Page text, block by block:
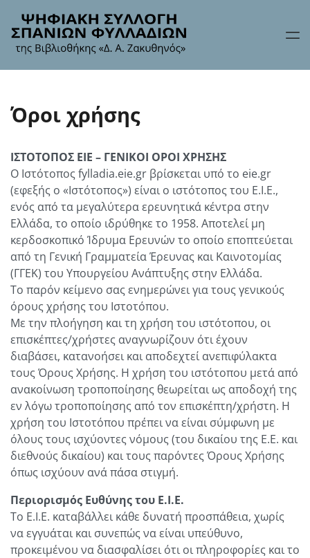
Όροι χρήσης
ΙΣΤΟΤΟΠΟΣ ΕΙΕ – ΓΕΝΙΚΟΙ ΟΡΟΙ ΧΡΗΣΗΣ
Ο Ιστότοπος fylladia.eie.gr βρίσκεται υπό το eie.gr
(εφεξής ο «Ιστότοπος») είναι ο ιστότοπος του Ε.Ι.Ε.,
ενός από τα μεγαλύτερα ερευνητικά κέντρα στην
Ελλάδα, το οποίο ιδρύθηκε το 1958. Αποτελεί μη
κερδοσκοπικό Ίδρυμα Ερευνών το οποίο εποπτεύεται
από τη Γενική Γραμματεία Έρευνας και Καινοτομίας
(ΓΓΕΚ) του Υπουργείου Ανάπτυξης στην Ελλάδα.
Το παρόν κείμενο σας ενημερώνει για τους γενικούς
όρους χρήσης του Ιστοτόπου.
Με την πλοήγηση και τη χρήση του ιστότοπου, οι
επισκέπτες/χρήστες αναγνωρίζουν ότι έχουν
διαβάσει, κατανοήσει και αποδεχτεί ανεπιφύλακτα
τους Όρους Χρήσης. Η χρήση του ιστότοπου μετά από
ανακοίνωση τροποποίησης θεωρείται ως αποδοχή της
εν λόγω τροποποίησης από τον επισκέπτη/χρήστη. Η
χρήση του Ιστοτόπου πρέπει να είναι σύμφωνη με
όλους τους ισχύοντες νόμους (του δικαίου της Ε.Ε. και
διεθνούς δικαίου) και τους παρόντες Όρους Χρήσης
όπως ισχύουν ανά πάσα στιγμή.
Περιορισμός Ευθύνης του Ε.Ι.Ε.
Το Ε.Ι.Ε. καταβάλλει κάθε δυνατή προσπάθεια, χωρίς
να εγγυάται και συνεπώς να είναι υπεύθυνο,
προκειμένου να διασφαλίσει ότι οι πληροφορίες και το